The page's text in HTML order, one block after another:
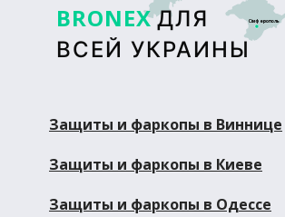
BRONEX ДЛЯ
ВСЕЙ УКРАИНЫ
Сімферополь
Защиты и фаркопы в Виннице
Защиты и фаркопы в Киеве
Защиты и фаркопы в Одессе